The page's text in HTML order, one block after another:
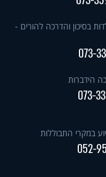
בסיכון והדרכה להורים -
073-
הידברות
073-
במקרי התבוללות
052-